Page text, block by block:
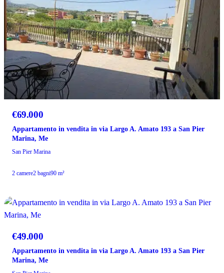
€69.000
Appartamento in vendita in via Largo A. Amato 193 a San Pier
Marina, Me
San Pier Marina
2 camere2 bagni90 m²
VENDITA
€49.000
Appartamento in vendita in via Largo A. Amato 193 a San Pier
Marina, Me